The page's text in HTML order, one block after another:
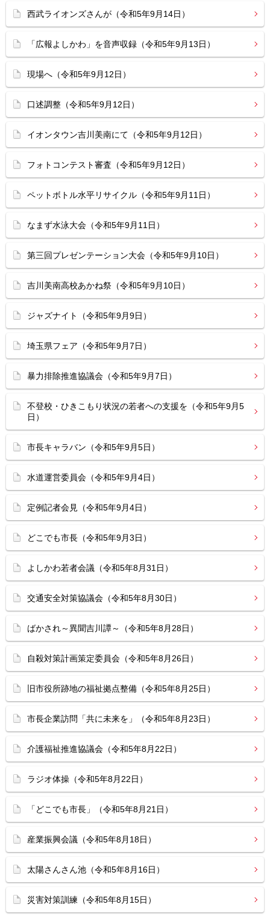
西武ライオンズさんが（令和5年9月14日）
「広報よしかわ」を音声収録（令和5年9月13日）
現場へ（令和5年9月12日）
口述調整（令和5年9月12日）
イオンタウン吉川美南にて（令和5年9月12日）
フォトコンテスト審査（令和5年9月12日）
ペットボトル水平リサイクル（令和5年9月11日）
なまず水泳大会（令和5年9月11日）
第三回プレゼンテーション大会（令和5年9月10日）
吉川美南高校あかね祭（令和5年9月10日）
ジャズナイト（令和5年9月9日）
埼玉県フェア（令和5年9月7日）
暴力排除推進協議会（令和5年9月7日）
不登校・ひきこもり状況の若者への支援を（令和5年9月5
日）
市長キャラバン（令和5年9月5日）
水道運営委員会（令和5年9月4日）
定例記者会見（令和5年9月4日）
どこでも市長（令和5年9月3日）
よしかわ若者会議（令和5年8月31日）
交通安全対策協議会（令和5年8月30日）
ばかされ～異聞吉川譚～（令和5年8月28日）
自殺対策計画策定委員会（令和5年8月26日）
旧市役所跡地の福祉拠点整備（令和5年8月25日）
市長企業訪問「共に未来を」（令和5年8月23日）
介護福祉推進協議会（令和5年8月22日）
ラジオ体操（令和5年8月22日）
「どこでも市長」（令和5年8月21日）
産業振興会議（令和5年8月18日）
太陽さんさん池（令和5年8月16日）
災害対策訓練（令和5年8月15日）